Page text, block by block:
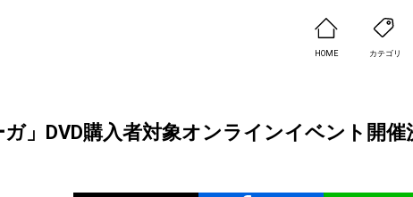
HOME カテゴリ
」DVD購入者対象オンラインイベント開催